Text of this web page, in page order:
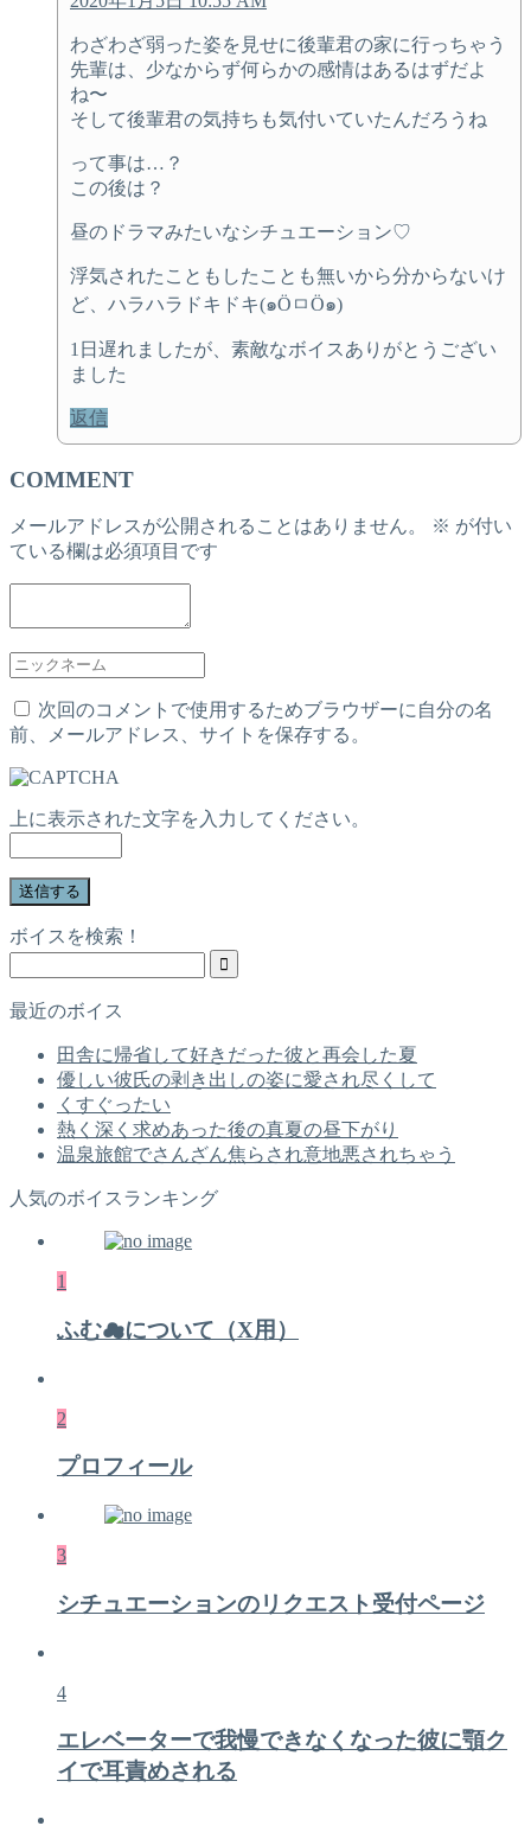
わざわざ弱った姿を見せに後輩君の家に行っちゃう
先輩は、少なからず何らかの感情はあるはずだよ
ね〜
そして後輩君の気持ちも気付いていたんだろうね
って事は…？
この後は？
昼のドラマみたいなシチュエーション♡
浮気されたこともしたことも無いから分からないけ
ど、ハラハラドキドキ(๑ÖㅁÖ๑)
1日遅れましたが、素敵なボイスありがとうござい
ました
返信
COMMENT
メールアドレスが公開されることはありません。 ※ が付い
ている欄は必須項目です
次回のコメントで使用するためブラウザーに自分の名
前、メールアドレス、サイトを保存する。
上に表示された文字を入力してください。
ボイスを検索！
最近のボイス
田舎に帰省して好きだった彼と再会した夏
優しい彼氏の剥き出しの姿に愛され尽くして
くすぐったい
熱く深く求めあった後の真夏の昼下がり
温泉旅館でさんざん焦らされ意地悪されちゃう
人気のボイスランキング
1
ふむ☁について（X用）
2
プロフィール
3
シチュエーションのリクエスト受付ページ
4
エレベーターで我慢できなくなった彼に顎ク
イで耳責めされる